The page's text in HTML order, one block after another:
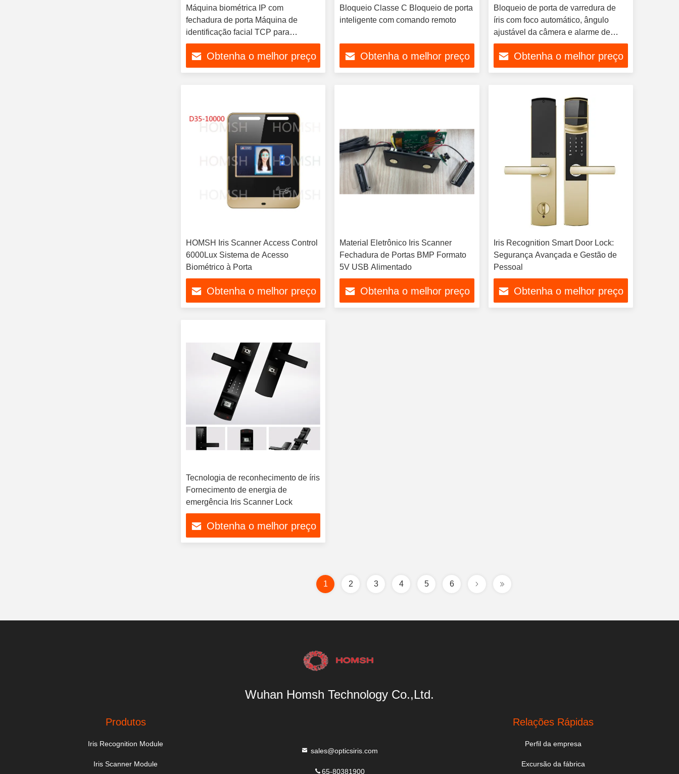
Máquina biométrica IP com
fechadura de porta Máquina de
identificação facial TCP para
atendimento
Obtenha o melhor preço
Bloqueio Classe C Bloqueio de porta
inteligente com comando remoto
Obtenha o melhor preço
Bloqueio de porta de varredura de
íris com foco automático, ângulo
ajustável da câmera e alarme de
baixa tensão da bateria
Obtenha o melhor preço
HOMSH Iris Scanner Access Control
6000Lux Sistema de Acesso
Biométrico à Porta
Obtenha o melhor preço
Material Eletrônico Iris Scanner
Fechadura de Portas BMP Formato
5V USB Alimentado
Obtenha o melhor preço
Iris Recognition Smart Door Lock:
Segurança Avançada e Gestão de
Pessoal
Obtenha o melhor preço
Tecnologia de reconhecimento de íris
Fornecimento de energia de
emergência Iris Scanner Lock
Obtenha o melhor preço
1 2 3 4 5 6
Wuhan Homsh Technology Co.,Ltd.
Produtos
Iris Recognition Module
Iris Scanner Module
sales@opticsiris.com
65-80381900
Relações Rápidas
Perfil da empresa
Excursão da fábrica